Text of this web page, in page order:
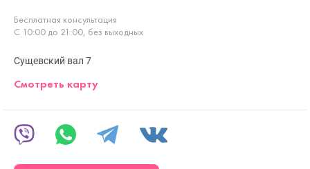
Бесплатная консультация
С 10:00 до 21:00, без выходных
Сущевский вал 7
Смотреть карту